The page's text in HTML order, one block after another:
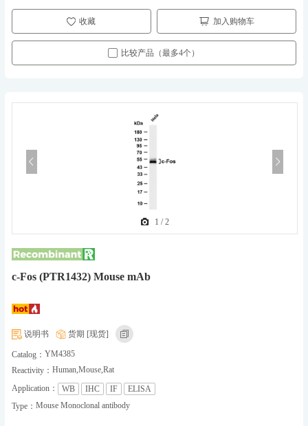
收藏 加入购物车
比较产品（最多4个）
c-Fos (PTR1432) Mouse mAb
说明书 货期 [现货]
Catalog： YM4385
Reactivity： Human,Mouse,Rat
Application：
WB IHC IF
ELISA
Type： Mouse Monoclonal antibody
1 /2